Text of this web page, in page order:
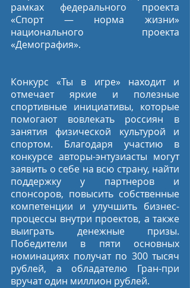
рамках федерального проекта
«Спорт — норма жизни»
национального проекта
«Демография».
Конкурс «Ты в игре» находит и
отмечает яркие и полезные
спортивные инициативы, которые
помогают вовлекать россиян в
занятия физической культурой и
спортом. Благодаря участию в
конкурсе авторы-энтузиасты могут
заявить о себе на всю страну, найти
поддержку у партнеров и
спонсоров, повысить собственные
компетенции и улучшить бизнес-
процессы внутри проектов, а также
выиграть денежные призы.
Победители в пяти основных
номинациях получат по 300 тысяч
рублей, а обладателю Гран-при
вручат один миллион рублей.